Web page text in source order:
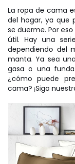
La ropa de cama
del hogar, ya que
se duerme. Por eso
útil. Hay una
dependiendo del
manta. Ya sea
gasa o una
¿cómo puede
cama? ¡Siga